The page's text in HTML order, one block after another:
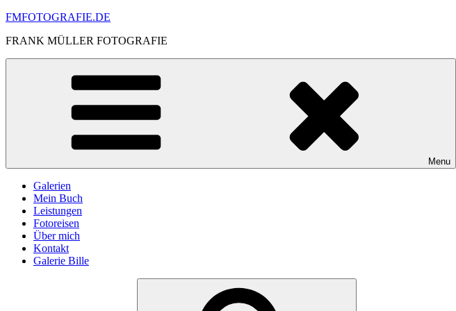
Skip
content
FMFOTOGRAFIE.DE
FRANK MÜLLER FOTOGRAFIE
Menu
Galerien
Mein Buch
Leistungen
Fotoreisen
Über mich
Kontakt
Galerie Bille